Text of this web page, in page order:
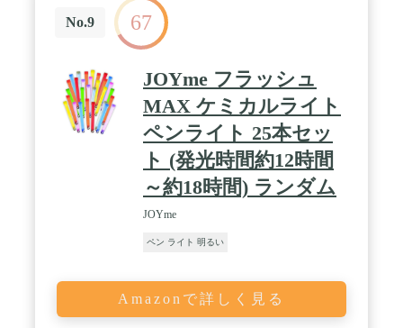
No.9 67
JOYme フラッシュ
MAX ケミカルライト
ペンライト 25本セッ
ト (発光時間約12時間
～約18時間) ランダム
JOYme
ペン ライト 明るい
Amazonで詳しく見る